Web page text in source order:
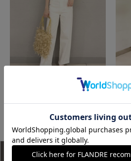
銀座三越SUPERIOR CLOSET GINZA 新宿タ
アイテム説明 サイズ詳細